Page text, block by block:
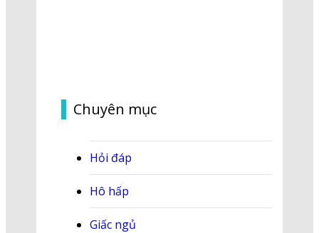
Chuyên mục
Hỏi đáp
Hô hấp
Giấc ngủ